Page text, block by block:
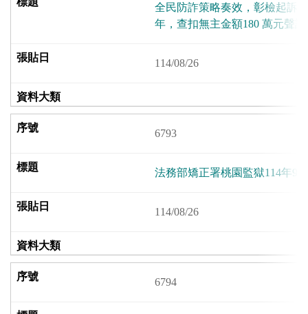
全民防詐策略奏效，彰檢起訴
年，查扣無主金額180 萬元聲
114/08/26
6793
法務部矯正署桃園監獄114年9
114/08/26
6794